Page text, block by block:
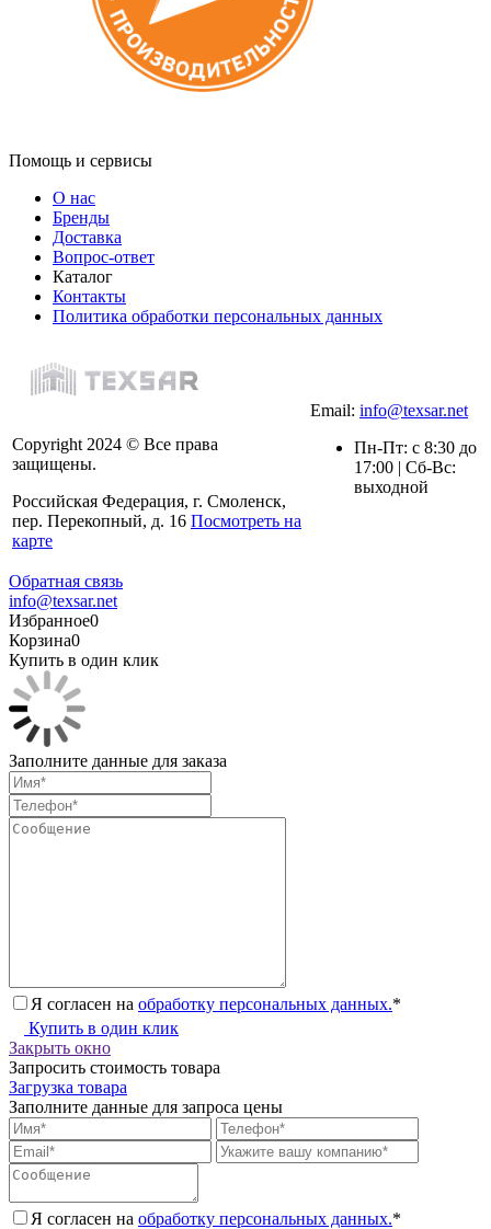
Помощь и сервисы
О нас
Бренды
Доставка
Вопрос-ответ
Каталог
Контакты
Политика обработки персональных данных
Copyright 2024 © Все права
защищены.
Российская Федерация, г. Смоленск,
пер. Перекопный, д. 16 Посмотреть на
карте
Email: info@texsar.net
Пн-Пт: с 8:30 до
17:00 | Сб-Вс:
выходной
Обратная связь
info@texsar.net
Избранное0
Корзина0
Купить в один клик
Заполните данные для заказа
Я согласен на обработку персональных данных.*
Купить в один клик
Закрыть окно
Запросить стоимость товара
Загрузка товара
Заполните данные для запроса цены
Я согласен на обработку персональных данных.*